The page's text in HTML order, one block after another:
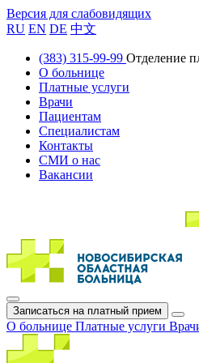
Версия для слабовидящих
RU EN DE 中文
(383) 315-99-99 Отделение
О больнице
Платные услуги
Врачи
Пациентам
Специалистам
Контакты
СМИ о нас
Вакансии
Записаться на платный прием
О больнице Платные услуги